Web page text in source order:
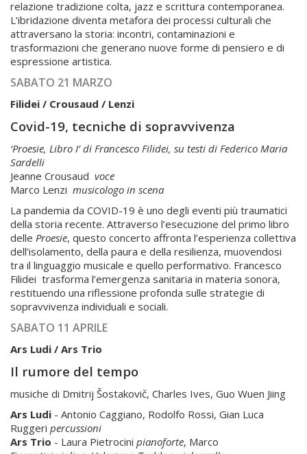
relazione tradizione colta, jazz e scrittura contemporanea.
L’ibridazione diventa metafora dei processi culturali che
attraversano la storia: incontri, contaminazioni e
trasformazioni che generano nuove forme di pensiero e di
espressione artistica.
SABATO 21 MARZO
Filidei / Crousaud / Lenzi
Covid-19, tecniche di sopravvivenza
‘Proesie, Libro I’ di Francesco Filidei, su testi di Federico Maria
Sardelli
Jeanne Crousaud voce
Marco Lenzi musicologo in scena
La pandemia da COVID-19 è uno degli eventi più traumatici
della storia recente. Attraverso l’esecuzione del primo libro
delle Proesie, questo concerto affronta l’esperienza collettiva
dell’isolamento, della paura e della resilienza, muovendosi
tra il linguaggio musicale e quello performativo. Francesco
Filidei trasforma l’emergenza sanitaria in materia sonora,
restituendo una riflessione profonda sulle strategie di
sopravvivenza individuali e sociali.
SABATO 11 APRILE
Ars Ludi / Ars Trio
Il rumore del tempo
musiche di Dmitrij Šostakovič, Charles Ives, Guo Wuen Jiing
Ars Ludi - Antonio Caggiano, Rodolfo Rossi, Gian Luca
Ruggeri percussioni
Ars Trio - Laura Pietrocini pianoforte, Marco